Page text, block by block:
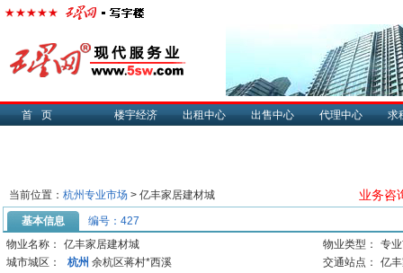
首页 楼宇经济 出租中心 出售中心 代理中心 求
当前位置： 杭州专业市场 > 亿丰家居建材城 业务咨
基本信息
编号：427
物业名称：
亿丰家居建材城 物业类型：
专
城市城区：
杭州 余杭区蒋村*西溪 交通站点：
亿